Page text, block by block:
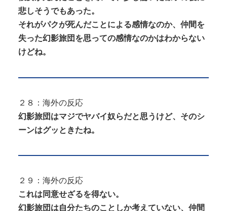
悲しそうでもあった。
それがパクが死んだことによる感情なのか、仲間を
失った幻影旅団を思っての感情なのかはわからない
けどね。
２８：海外の反応
幻影旅団はマジでヤバイ奴らだと思うけど、そのシ
ーンはグッときたね。
２９：海外の反応
これは同意せざるを得ない。
幻影旅団は自分たちのことしか考えていない、仲間